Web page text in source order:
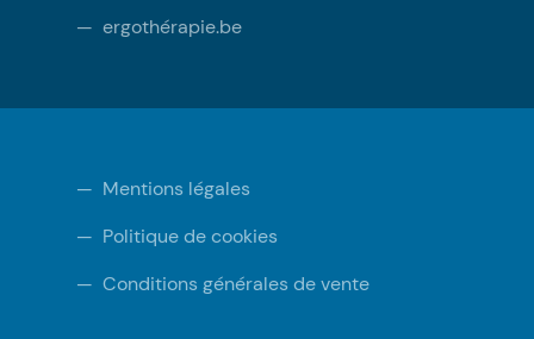
— ergothérapie.be
— Mentions légales
— Politique de cookies
— Conditions générales de vente